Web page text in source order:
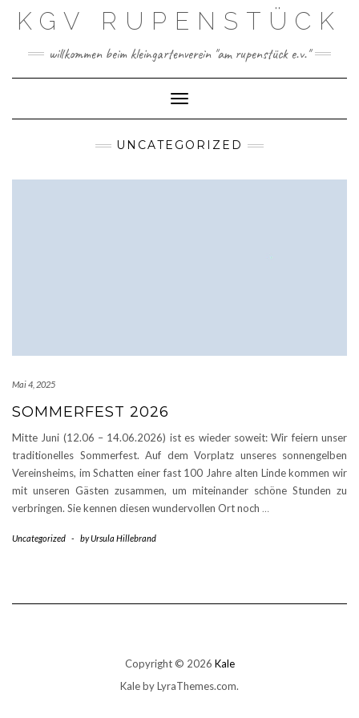
KGV RUPENSTÜCK
willkommen beim kleingartenverein "am rupenstück e.v."
Toggle Navigation
UNCATEGORIZED
Mai 4, 2025
SOMMERFEST 2026
Mitte Juni (12.06 – 14.06.2026) ist es wieder soweit: Wir feiern unser
traditionelles Sommerfest. Auf dem Vorplatz unseres sonnengelben
Vereinsheims, im Schatten einer fast 100 Jahre alten Linde kommen wir
mit unseren Gästen zusammen, um miteinander schöne Stunden zu
verbringen. Sie kennen diesen wundervollen Ort noch …
Uncategorized - byUrsula Hillebrand
Copyright © 2026 Kale
Kaleby LyraThemes.com.